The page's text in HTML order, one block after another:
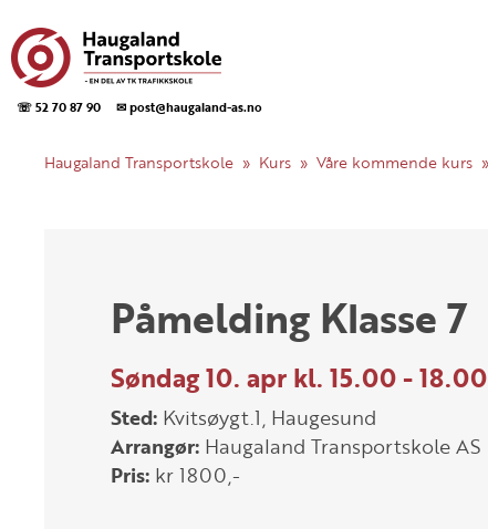
☏ 52 70 87 90 ✉ post@haugaland-as.no
Haugaland Transportskole Kurs Våre kommende kurs
Påmelding Klasse 7
Søndag 10. apr kl. 15.00 - 18.00
Sted: Kvitsøygt.1, Haugesund
Arrangør: Haugaland Transportskole AS
Pris: kr 1800,-